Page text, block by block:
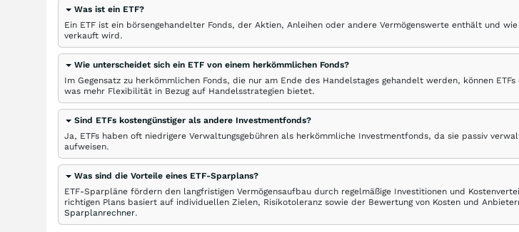
Was ist ein ETF?
Ein ETF ist ein börsengehandelter Fonds, der Aktien, Anleihen oder andere Vermögenswerte enthält und
verkauft wird.
Wie unterscheidet sich ein ETF von einem herkömmlichen Fonds?
Im Gegensatz zu herkömmlichen Fonds, die nur am Ende des Handelstages gehandelt werden, können
was mehr Flexibilität in Bezug auf Handelsstrategien bietet.
Sind ETFs kostengünstiger als andere Investmentfonds?
Ja, ETFs haben oft niedrigere Verwaltungsgebühren als herkömmliche Investmentfonds, da sie passiv
aufweisen.
Was sind die Vorteile eines ETF-Sparplans?
ETF-Sparpläne fördern den langfristigen Vermögensaufbau durch regelmäßige Investitionen und
richtigen Plans basiert auf individuellen Zielen, Risikotoleranz sowie der Bewertung von Kosten und
Sparplanrechner.